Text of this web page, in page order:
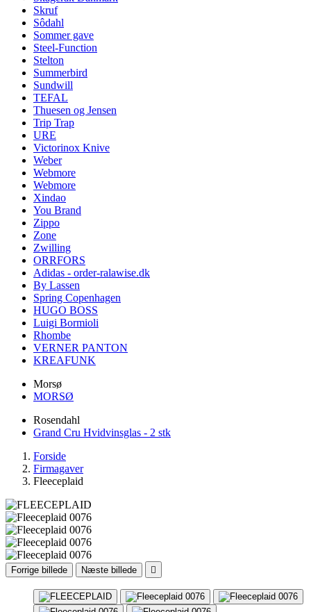
Skruf
Sôdahl
Sommer gave
Steel-Function
Stelton
Summerbird
Sundwill
TEFAL
Thuesen og Jensen
Trip Trap
URE
Victorinox Knive
Weber
Webmore
Webmore
Xindao
You Brand
Zippo
Zone
Zwilling
ORRFORS
Adidas - order-ralawise.dk
By Lassen
Spring Copenhagen
HUGO BOSS
Luigi Bormioli
Rhombe
VERNER PANTON
KREAFUNK
Morsø
MORSØ
Rosendahl
Grand Cru Hvidvinsglas - 2 stk
Forside
Firmagaver
Fleeceplaid
Forrige billede Næste billede 